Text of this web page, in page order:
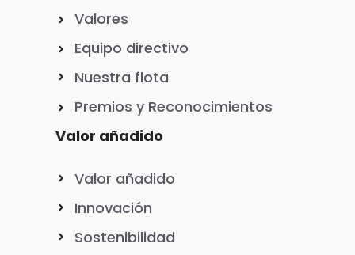
Valores
Equipo directivo
Nuestra flota
Premios y Reconocimientos
Valor añadido
Valor añadido
Innovación
Sostenibilidad